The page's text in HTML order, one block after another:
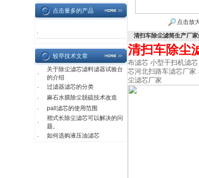
点击量多的产品
·
较早技术文章
·
关于除尘滤芯滤料滤器试验台
的介绍
·
过滤器滤芯的分类
·
麻石水膜除尘脱硫技术改造
·
pall滤芯的使用范围
·
褶式长除尘滤芯可以解决的问
题。
·
如何选购液压油滤芯
点击放
清扫车除尘滤筒生产厂家
清扫车除尘
布滤芯 小型干扫机滤
芯河北扫路车滤芯厂家
尘滤芯厂家